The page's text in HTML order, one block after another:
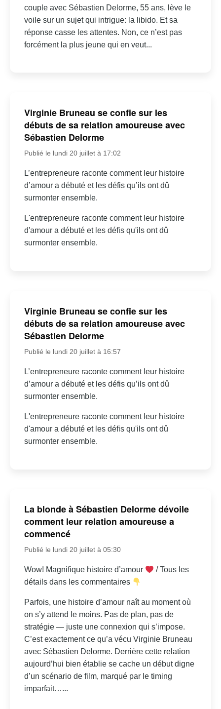
couple avec Sébastien Delorme, 55 ans, lève le
voile sur un sujet qui intrigue: la libido. Et sa
réponse casse les attentes. Non, ce n’est pas
forcément la plus jeune qui en veut...
Virginie Bruneau se confie sur les
débuts de sa relation amoureuse avec
Sébastien Delorme
Publié le lundi 20 juillet à 17:02
L’entrepreneure raconte comment leur histoire
d’amour a débuté et les défis qu’ils ont dû
surmonter ensemble.
L'entrepreneure raconte comment leur histoire
d'amour a débuté et les défis qu'ils ont dû
surmonter ensemble.
Virginie Bruneau se confie sur les
débuts de sa relation amoureuse avec
Sébastien Delorme
Publié le lundi 20 juillet à 16:57
L’entrepreneure raconte comment leur histoire
d’amour a débuté et les défis qu’ils ont dû
surmonter ensemble.
L'entrepreneure raconte comment leur histoire
d'amour a débuté et les défis qu'ils ont dû
surmonter ensemble.
La blonde à Sébastien Delorme dévoile
comment leur relation amoureuse a
commencé
Publié le lundi 20 juillet à 05:30
Wow! Magnifique histoire d’amour
/ Tous les
détails dans les commentaires
Parfois, une histoire d’amour naît au moment où
on s’y attend le moins. Pas de plan, pas de
stratégie — juste une connexion qui s’impose.
C’est exactement ce qu’a vécu Virginie Bruneau
avec Sébastien Delorme. Derrière cette relation
aujourd’hui bien établie se cache un début digne
d’un scénario de film, marqué par le timing
imparfait…...